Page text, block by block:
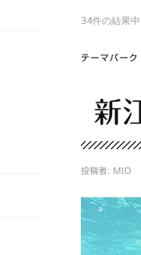
34件の結果
テーマパーク
新
投稿者: MIO